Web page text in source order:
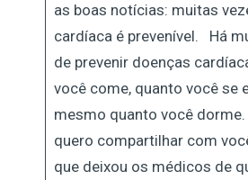
as boas notícias: muitas
cardíaca é prevenível. Há
de prevenir doenças
você come, quanto você se
mesmo quanto você dorme.
quero compartilhar com
que deixou os médicos de